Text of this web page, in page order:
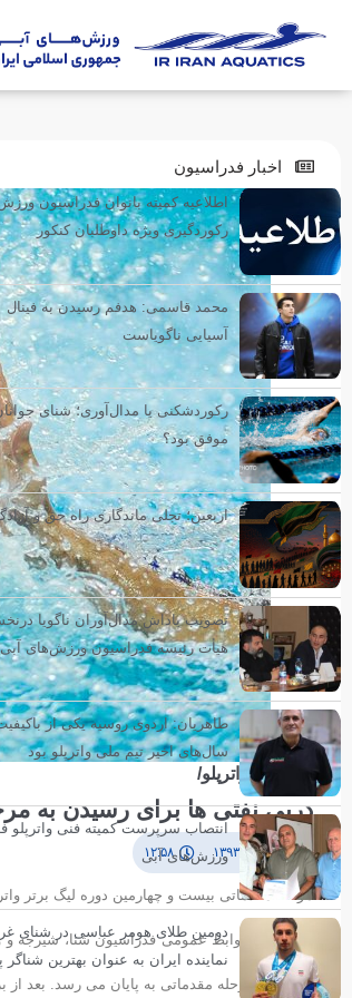
لیگ برتر واترپلو/
دربی نفتی ها برای رسیدن به
۱ بهمن ۱۳۹۳ ۱۲:۵۸
مرحله مقدماتی بیست و چهارمین دوره لیگ برتر
به گزارش روابط عمومی فدراسیون شنا، شیرجه و
بازی های مرحله مقدماتی به پایان می رسد. بعد
اخبار فدراسیون
اطلاعیه کمیته بانوان فدراسیون
رکوردگیری ویژه داوطلبان کنکور
آسیایی ناگویاست
رکوردشکنی یا مدال‌آوری؛ شنای جوانان
موفق بود؟
اربعین؛ تجلی ماندگاری راه حق و
تصویب پاداش مدال‌آوران ناگویا
هیأت رئیسه فدراسیون ورزش‌های آبی
طاهریان: اردوی روسیه یکی از
سال‌های اخیر تیم ملی واترپلو بود
انتصاب سرپرست کمیته فنی واترپلو
ورزش‌های آبی
دومین طلای هومر عباسی در شنای
نماینده ایران به عنوان بهترین شناگر